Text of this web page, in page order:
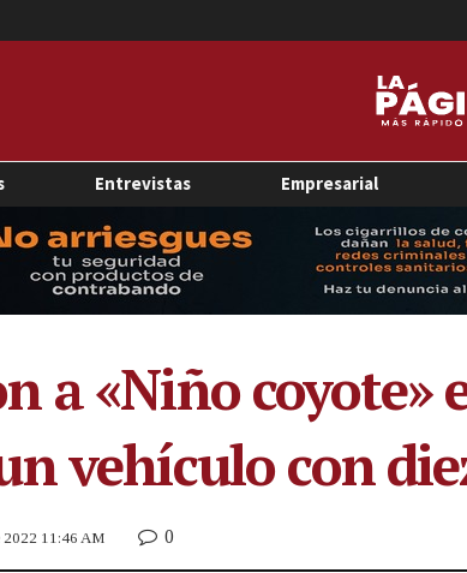
Entrevistas Empresarial
a «Niño coyote»
vehículo con
2022 11:46 AM 0